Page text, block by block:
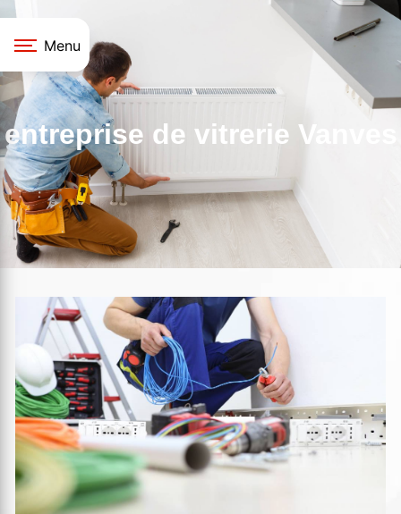
Menu
entreprise de vitrerie Vanves
Panneau de gestion des cookies